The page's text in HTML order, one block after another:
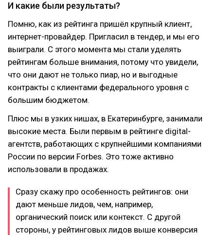
И какие были результаты?
Помню, как из рейтинга пришёл крупный клиент,
интернет-провайдер. Пригласил в тендер, и мы его
выиграли. С этого момента мы стали уделять
рейтингам больше внимания, потому что увидели,
что они дают не только пиар, но и выгодные
контракты с клиентами федерального уровня с
большим бюджетом.
Плюс мы в узких нишах, в Екатеринбурге, занимали
высокие места. Были первым в рейтинге digital-
агентств, работающих с крупнейшими компаниями
России по версии Forbes. Это тоже активно
использовали в продажах.
Сразу скажу про особенность рейтингов: они
дают меньше лидов, чем, например,
органический поиск или контекст. С другой
стороны, у рейтинговых лидов выше конверсия